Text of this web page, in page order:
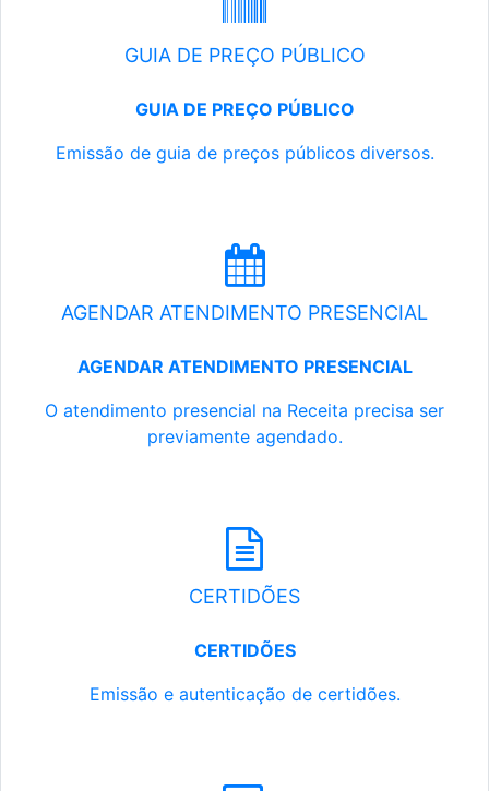
GUIA DE PREÇO PÚBLICO
GUIA DE PREÇO PÚBLICO
Emissão de guia de preços públicos diversos.
AGENDAR ATENDIMENTO PRESENCIAL
AGENDAR ATENDIMENTO PRESENCIAL
O atendimento presencial na Receita precisa ser
previamente agendado.
CERTIDÕES
CERTIDÕES
Emissão e autenticação de certidões.